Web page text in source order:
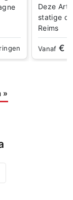
Deze Art
statige
Reims
Vanaf€
»